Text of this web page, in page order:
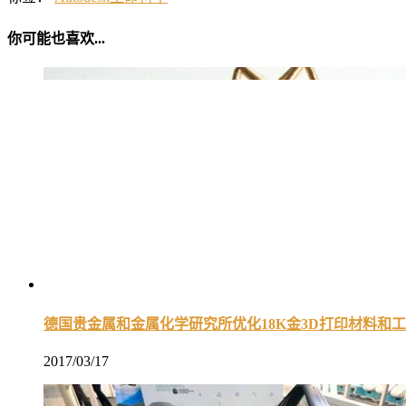
你可能也喜欢...
德国贵金属和金属化学研究所优化18K金3D打印材料和
2017/03/17